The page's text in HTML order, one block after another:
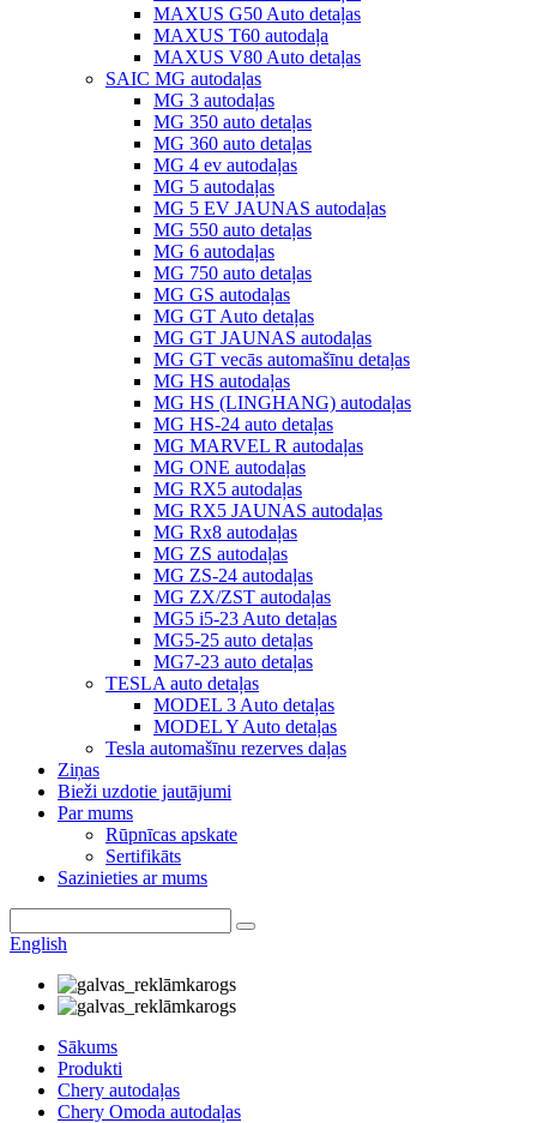
MAXUS G50 Auto detaļas
MAXUS T60 autodaļa
MAXUS V80 Auto detaļas
SAIC MG autodaļas
MG 3 autodaļas
MG 350 auto detaļas
MG 360 auto detaļas
MG 4 ev autodaļas
MG 5 autodaļas
MG 5 EV JAUNAS autodaļas
MG 550 auto detaļas
MG 6 autodaļas
MG 750 auto detaļas
MG GS autodaļas
MG GT Auto detaļas
MG GT JAUNAS autodaļas
MG GT vecās automašīnu detaļas
MG HS autodaļas
MG HS (LINGHANG) autodaļas
MG HS-24 auto detaļas
MG MARVEL R autodaļas
MG ONE autodaļas
MG RX5 autodaļas
MG RX5 JAUNAS autodaļas
MG Rx8 autodaļas
MG ZS autodaļas
MG ZS-24 autodaļas
MG ZX/ZST autodaļas
MG5 i5-23 Auto detaļas
MG5-25 auto detaļas
MG7-23 auto detaļas
TESLA auto detaļas
MODEL 3 Auto detaļas
MODEL Y Auto detaļas
Tesla automašīnu rezerves daļas
Ziņas
Bieži uzdotie jautājumi
Par mums
Rūpnīcas apskate
Sertifikāts
Sazinieties ar mums
English
Sākums
Produkti
Chery autodaļas
Chery Omoda autodaļas